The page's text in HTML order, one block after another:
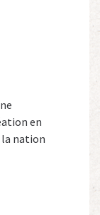
en
la nation
objectif,
amicaux